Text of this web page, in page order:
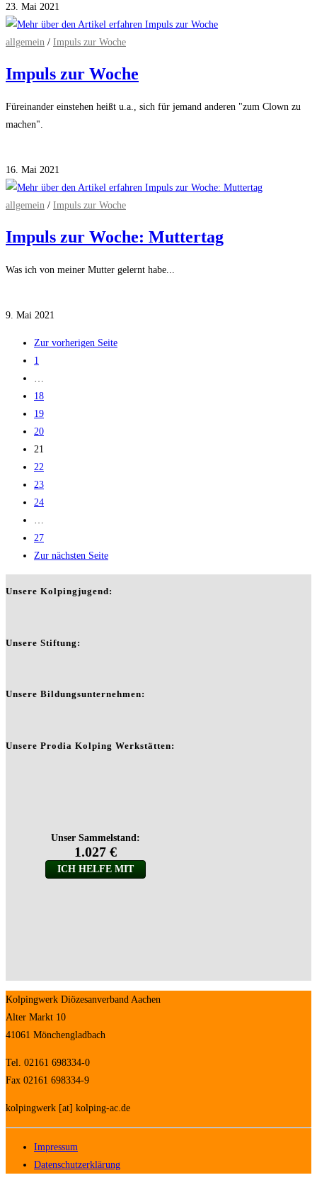
23. Mai 2021
allgemein / Impuls zur Woche
Impuls zur Woche
Füreinander einstehen heißt u.a., sich für jemand anderen "zum Clown zu
machen".
16. Mai 2021
allgemein / Impuls zur Woche
Impuls zur Woche: Muttertag
Was ich von meiner Mutter gelernt habe...
9. Mai 2021
Zur vorherigen Seite
1
18
19
20
21
22
23
24
27
Zur nächsten Seite
Unsere Kolpingjugend:
Unsere Stiftung:
Unsere Bildungsunternehmen:
Unsere Prodia Kolping Werkstätten:
Kolpingwerk Diözesanverband Aachen
Alter Markt 10
41061 Mönchengladbach
Tel. 02161 698334-0
Fax 02161 698334-9
kolpingwerk [at] kolping-ac.de
Impressum
Datenschutzerklärung